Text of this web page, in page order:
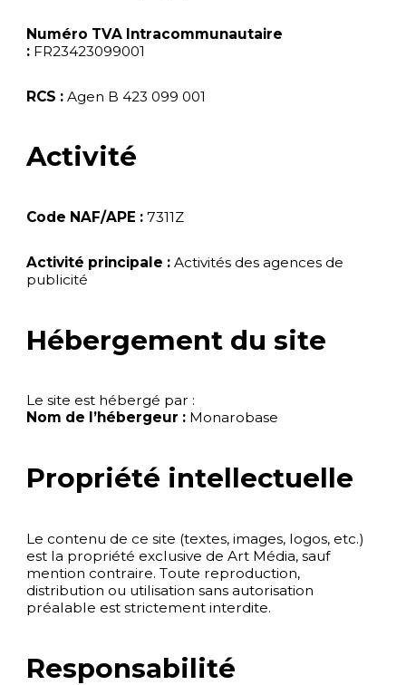
Numéro TVA Intracommunautaire
:FR23423099001
RCS :Agen B 423 099 001
Activité
Code NAF/APE :7311Z
Activité principale :Activités des agences de
publicité
Hébergement du site
Le site est hébergé par :
Nom de l’hébergeur :Monarobase
Propriété intellectuelle
Le contenu de ce site (textes, images, logos, etc.)
est la propriété exclusive de Art Média, sauf
mention contraire. Toute reproduction,
distribution ou utilisation sans autorisation
préalable est strictement interdite.
Responsabilité